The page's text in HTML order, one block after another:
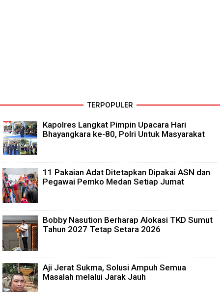
TERPOPULER
Kapolres Langkat Pimpin Upacara Hari
Bhayangkara ke-80, Polri Untuk Masyarakat
11 Pakaian Adat Ditetapkan Dipakai ASN dan
Pegawai Pemko Medan Setiap Jumat
Bobby Nasution Berharap Alokasi TKD Sumut
Tahun 2027 Tetap Setara 2026
Aji Jerat Sukma, Solusi Ampuh Semua
Masalah melalui Jarak Jauh